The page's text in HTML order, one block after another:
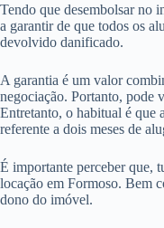
Tendo que desembolsar no
a garantir de que todos os
devolvido danificado.
A garantia é um valor
negociação. Portanto, pode
Entretanto, o habitual é que
referente a dois meses de
É importante perceber que,
locação em Formoso. Bem
dono do imóvel.